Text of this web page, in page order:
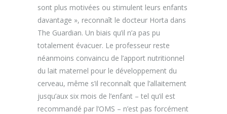
sont plus motivées ou stimulent leurs enfants
davantage », reconnaît le docteur Horta dans
The Guardian. Un biais qu’il n’a pas pu
totalement évacuer. Le professeur reste
néanmoins convaincu de l’apport nutritionnel
du lait maternel pour le développement du
cerveau, même s’il reconnaît que l’allaitement
jusqu’aux six mois de l’enfant – tel qu’il est
recommandé par l’OMS – n’est pas forcément